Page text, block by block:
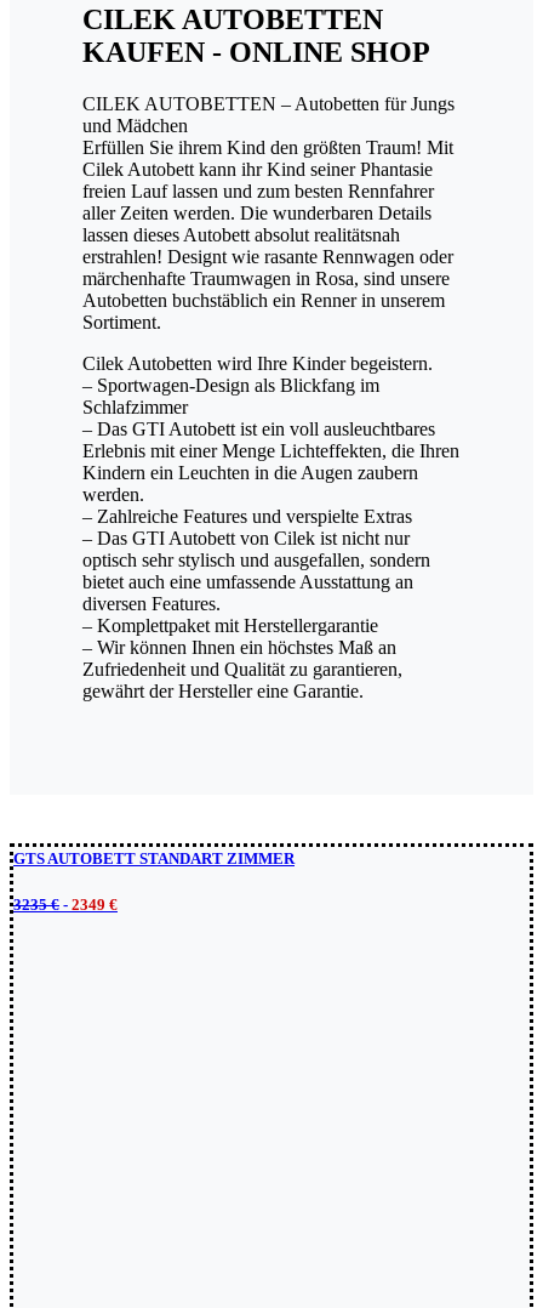
CILEK AUTOBETTEN
KAUFEN - ONLINE SHOP
CILEK AUTOBETTEN – Autobetten für Jungs
und Mädchen
Erfüllen Sie ihrem Kind den größten Traum! Mit
Cilek Autobett kann ihr Kind seiner Phantasie
freien Lauf lassen und zum besten Rennfahrer
aller Zeiten werden. Die wunderbaren Details
lassen dieses Autobett absolut realitätsnah
erstrahlen! Designt wie rasante Rennwagen oder
märchenhafte Traumwagen in Rosa, sind unsere
Autobetten buchstäblich ein Renner in unserem
Sortiment.
Cilek Autobetten wird Ihre Kinder begeistern.
– Sportwagen-Design als Blickfang im
Schlafzimmer
– Das GTI Autobett ist ein voll ausleuchtbares
Erlebnis mit einer Menge Lichteffekten, die Ihren
Kindern ein Leuchten in die Augen zaubern
werden.
– Zahlreiche Features und verspielte Extras
– Das GTI Autobett von Cilek ist nicht nur
optisch sehr stylisch und ausgefallen, sondern
bietet auch eine umfassende Ausstattung an
diversen Features.
– Komplettpaket mit Herstellergarantie
– Wir können Ihnen ein höchstes Maß an
Zufriedenheit und Qualität zu garantieren,
gewährt der Hersteller eine Garantie.
GTS AUTOBETT STANDART ZIMMER
3235 € - 2349 €